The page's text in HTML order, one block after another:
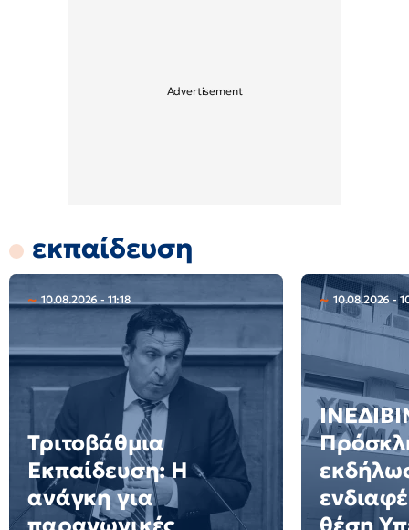
εκπαίδευση
10.08.2026 - 11:18
Τριτοβάθμια
Εκπαίδευση: Η
ανάγκη για
10.08.2026 -